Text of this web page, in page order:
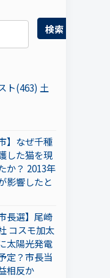
検索
ト(463) 土
】なぜ千種
した猫を現
か？ 2013年
影響したと
長選】尾崎
コスモ加太
太陽光発電
定？市長当
相反か